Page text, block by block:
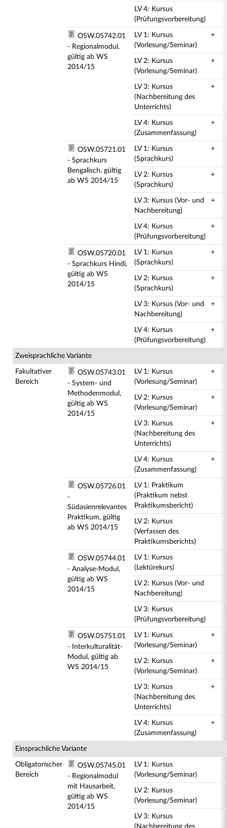
LV 4: Kursus
(Prüfungsvorbereitung)
OSW.05742.01
- Regionalmodul,
gültig ab WS
2014/15
LV 1: Kursus
(Vorlesung/Seminar)
+
LV 2: Kursus
(Vorlesung/Seminar)
+
LV 3: Kursus
(Nachbereitung des
Unterrichts)
+
LV 4: Kursus
(Zusammenfassung)
+
OSW.05721.01
- Sprachkurs
Bengalisch, gültig
ab WS 2014/15
LV 1: Kursus
(Sprachkurs)
+
LV 2: Kursus
(Sprachkurs)
+
LV 3: Kursus (Vor- und
Nachbereitung)
+
LV 4: Kursus
(Prüfungsvorbereitung)
+
OSW.05720.01
- Sprachkurs Hindi,
gültig ab WS
2014/15
LV 1: Kursus
(Sprachkurs)
+
LV 2: Kursus
(Sprachkurs)
+
LV 3: Kursus (Vor- und
Nachbereitung)
+
LV 4: Kursus
(Prüfungsvorbereitung)
+
Zweisprachliche Variante
Fakultativer
Bereich
OSW.05743.01
- System- und
Methodenmodul,
gültig ab WS
2014/15
LV 1: Kursus
(Vorlesung/Seminar)
+
LV 2: Kursus
(Vorlesung/Seminar)
+
LV 3: Kursus
(Nachbereitung des
Unterrichts)
+
LV 4: Kursus
(Zusammenfassung)
+
OSW.05726.01
-
Südasienrelevantes
Praktikum, gültig
ab WS 2014/15
LV 1: Praktikum
(Praktikum nebst
Praktikumsbericht)
LV 2: Kursus
(Verfassen des
Praktikumsberichts)
OSW.05744.01
- Analyse-Modul,
gültig ab WS
2014/15
LV 1: Kursus
(Lektürekurs)
LV 2: Kursus (Vor- und
Nachbereitung)
LV 3: Kursus
(Prüfungsvorbereitung)
OSW.05751.01
- Interkulturalität-
Modul, gültig ab
WS 2014/15
LV 1: Kursus
(Vorlesung/Seminar)
+
LV 2: Kursus
(Vorlesung/Seminar)
+
LV 3: Kursus
(Nachbereitung des
Unterrichts)
+
LV 4: Kursus
(Zusammenfassung)
+
Einsprachliche Variante
Obligatorischer
Bereich
OSW.05745.01
- Regionalmodul
mit Hausarbeit,
gültig ab WS
2014/15
LV 1: Kursus
(Vorlesung/Seminar)
LV 2: Kursus
(Vorlesung/Seminar)
LV 3: Kursus
(Nachbereitung des